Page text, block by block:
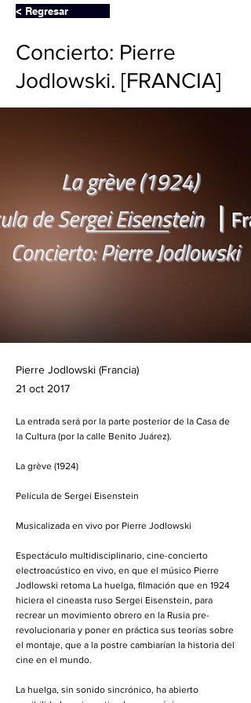
< Regresar
Concierto: Pierre
Jodlowski. [FRANCIA]
Pierre Jodlowski (Francia)
21 oct 2017
La entrada será por la parte posterior de la Casa de
la Cultura (por la calle Benito Juárez).
La grève (1924)
Película de Sergei Eisenstein
Musicalizada en vivo por Pierre Jodlowski
Espectáculo multidisciplinario, cine-concierto
electroacústico en vivo, en que el músico Pierre
Jodlowski retoma La huelga, filmación que en 1924
hiciera el cineasta ruso Sergei Eisenstein, para
recrear un movimiento obrero en la Rusia pre-
revolucionaria y poner en práctica sus teorías sobre
el montaje, que a la postre cambiarían la historia del
cine en el mundo.
La huelga, sin sonido sincrónico, ha abierto